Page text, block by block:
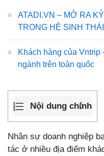
ATADI.VN – MỞ RA
TRONG HỆ SINH
Khách hàng của
ngành trên toàn quốc
Nội dung chính
Nhân sự doanh nghiệp
tác ở nhiều địa điểm